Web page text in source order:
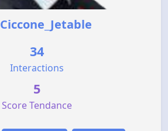
Ciccone_Jetable
34
Interactions
5
Score Tendance